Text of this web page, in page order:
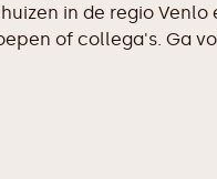
in de regio Venlo
of collega's. Ga